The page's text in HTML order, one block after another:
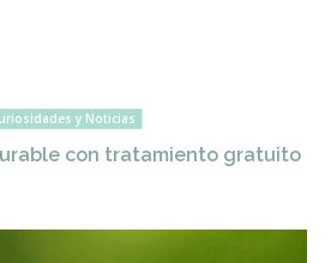
y Noticias
con tratamiento gratuito